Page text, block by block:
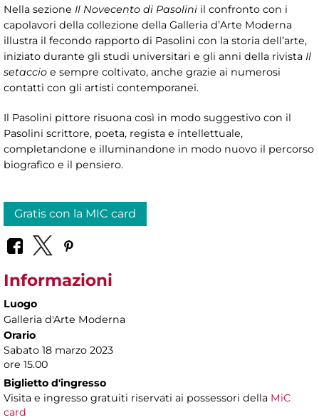
Nella sezione Il Novecento di Pasolini il confronto con i
capolavori della collezione della Galleria d’Arte Moderna
illustra il fecondo rapporto di Pasolini con la storia dell’arte,
iniziato durante gli studi universitari e gli anni della rivista Il
setaccio e sempre coltivato, anche grazie ai numerosi
contatti con gli artisti contemporanei.
Il Pasolini pittore risuona così in modo suggestivo con il
Pasolini scrittore, poeta, regista e intellettuale,
completandone e illuminandone in modo nuovo il percorso
biografico e il pensiero.
Gratis con la MIC card
Informazioni
Luogo
Galleria d'Arte Moderna
Orario
Sabato 18 marzo 2023
ore 15.00
Biglietto d'ingresso
Visita e ingresso gratuiti riservati ai possessori della MiC
card